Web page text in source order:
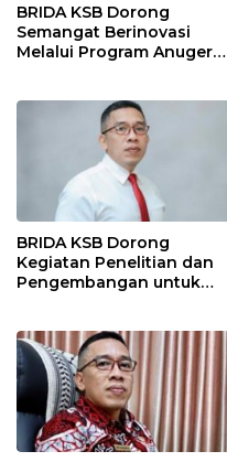
BRIDA KSB Dorong
Semangat Berinovasi
Melalui Program Anugerah
BRIDA KSB Dorong
Kegiatan Penelitian dan
Pengembangan untuk